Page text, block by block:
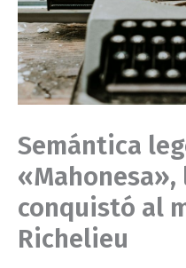
Semántica
«Mahonesa»,
conquistó al
Richelieu